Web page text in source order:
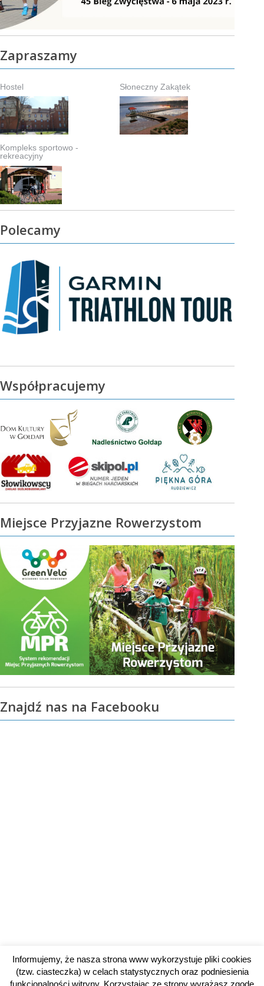
Zapraszamy
Hostel Słoneczny Zakątek
Kompleks sportowo -
rekreacyjny
Polecamy
Współpracujemy
Miejsce Przyjazne Rowerzystom
Znajdź nas na Facebooku
Informujemy, że nasza strona www wykorzystuje pliki cookies
(tzw. ciasteczka) w celach statystycznych oraz podniesienia
funkcjonalności witryny. Korzystając ze strony wyrażasz zgodę